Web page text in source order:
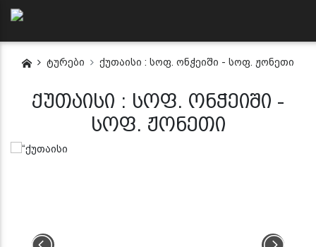
ტურები ქუთაისი : სოფ. ონჭეიში - სოფ. ჟონეთი
ქუთაისი : სოფ. ონჭეიში -
სოფ. ჟონეთი